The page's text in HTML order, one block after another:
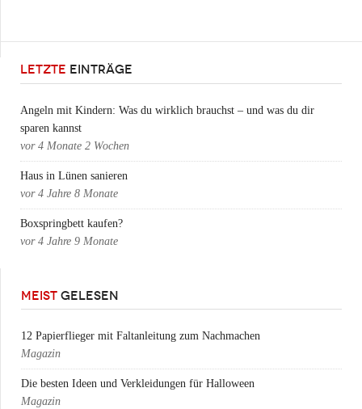
LETZTE EINTRÄGE
Angeln mit Kindern: Was du wirklich brauchst – und was du dir
sparen kannst
vor 4 Monate 2 Wochen
Haus in Lünen sanieren
vor 4 Jahre 8 Monate
Boxspringbett kaufen?
vor 4 Jahre 9 Monate
MEIST GELESEN
12 Papierflieger mit Faltanleitung zum Nachmachen
Magazin
Die besten Ideen und Verkleidungen für Halloween
Magazin